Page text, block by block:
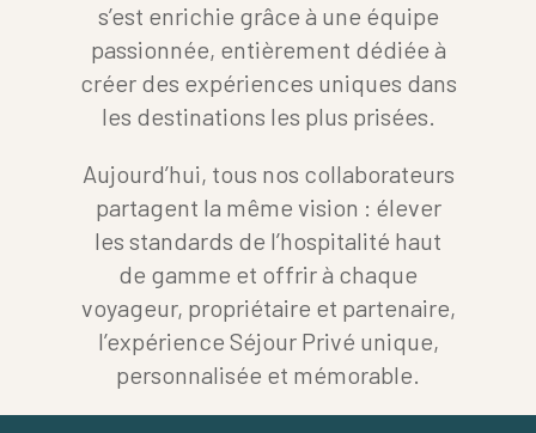
s’est enrichie grâce à une équipe
passionnée, entièrement dédiée à
créer des expériences uniques dans
les destinations les plus prisées.
Aujourd’hui, tous nos collaborateurs
partagent la même vision : élever
les standards de l’hospitalité haut
de gamme et offrir à chaque
voyageur, propriétaire et partenaire,
l’expérience Séjour Privé unique,
personnalisée et mémorable.